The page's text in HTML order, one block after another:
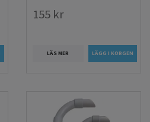
155 kr
LÄS MER